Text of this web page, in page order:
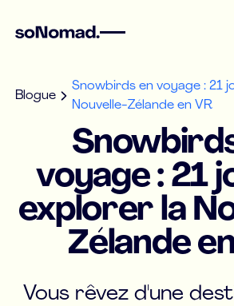
Blogue
Snowbirds en voyage : 21
Nouvelle-Zélande en VR
voyage : 21
explorer la
Zélande
Vous rêvez d'une